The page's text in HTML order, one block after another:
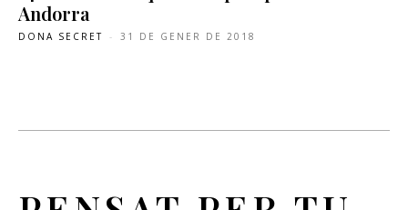
Andorra
DONA SECRET - 31 DE GENER DE 2018